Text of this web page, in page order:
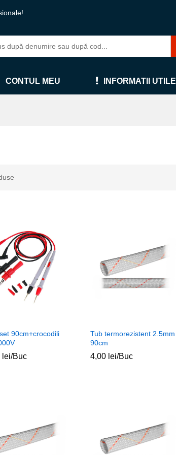
CONTUL MEU INFORMATII UTILE
90cm+crocodili
lei/Buc
lei
Tub termorezistent 2.5mm
90cm
4,00 lei/Buc
4,00 lei